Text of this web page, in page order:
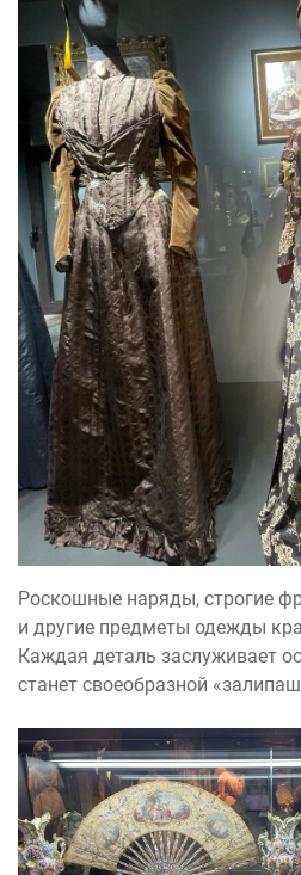
Роскошные наряды, строгие
и другие предметы одежды
Каждая деталь заслуживает
станет своеобразной